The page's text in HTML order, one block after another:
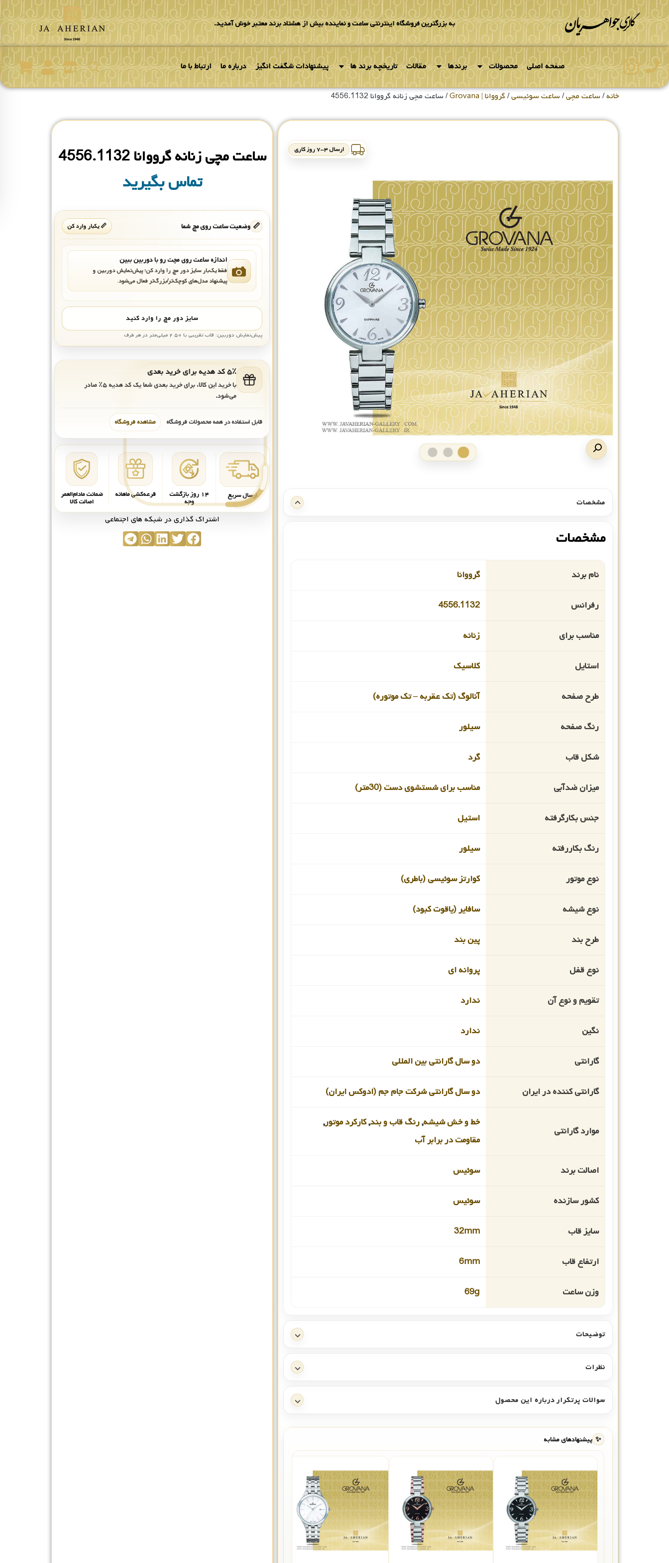
به بزرگترین فروشگاه اینترنتی ساعت و نماینده بیش از هشتاد برند معتبر خوش آمدید.
صفحه اصلی محصولات برندها مقالات تاریخچه برند ها پیشنهادات شگفت انگیز درباره ما ارتباط با ما
خانه/ساعت مچی/ساعت سوئیسی/ گرووانا | Grovana / ساعت مچی زنانه گرووانا 4556.1132
ارسال ۳-۷ روز کاری
مشخصات
مشخصات
نام برند گرووانا
رفرانس 4556.1132
مناسب برای زنانه
استایل کلاسیک
طرح صفحه آنالوگ (تک عقربه – تک موتوره)
رنگ صفحه سیلور
شکل قاب گرد
میزان ضدآبی مناسب برای شستشوی دست (30متر)
جنس بکارگرفته استیل
رنگ بکاررفته سیلور
نوع موتور کوارتز سوئیسی (باطری)
نوع شیشه سافایر (یاقوت کبود)
طرح بند پین بند
نوع قفل پروانه ای
تقویم و نوع آن ندارد
نگین ندارد
گارانتی دو سال گارانتی بین المللی
گارانتی کننده در ایران دو سال گارانتی شرکت جام جم (ادوکس ایران)
موارد گارانتی
خط و خش شیشه,رنگ قاب و بند,کارکرد موتور,
مقاومت در برابر آب
اصالت برند سوئیس
کشور سازنده سوئیس
سایز قاب 32mm
ارتفاع قاب 6mm
وزن ساعت 69g
توضیحات
نظرات
سوالات پرتکرار درباره این محصول
✨ پیشنهادهای مشابه
ساعت مچی زنانه گرووانا 4556.1132
تماس بگیرید
📏 وضعیت ساعت روی مچ شما 📏 یکبار وارد کن
اندازه ساعت روی مچت رو با دوربین ببین
فقط یک‌بار سایز دور مچ را وارد کن؛ پیش‌نمایش دوربین و
پیشنهاد مدل‌های کوچک‌تر/بزرگ‌تر فعال می‌شود.
سایز دور مچ را وارد کنید
پیش‌نمایش دوربین: قاب تقریبی با +۲.۵ میلی‌متر در هر طرف
۵٪ کد هدیه برای خرید بعدی
با خرید این کالا، برای خرید بعدی شما یک کد هدیه۵٪ صادر
می‌شود.
قابل استفاده در همه محصولات فروشگاه مشاهده فروشگاه
ارسال سریع ۱۴ روز بازگشت
وجه
قرعه‌کشی ماهانه ضمانت مادام‌العمر
اصالت کالا
اشتراک گذاری در شبکه های اجتماعی